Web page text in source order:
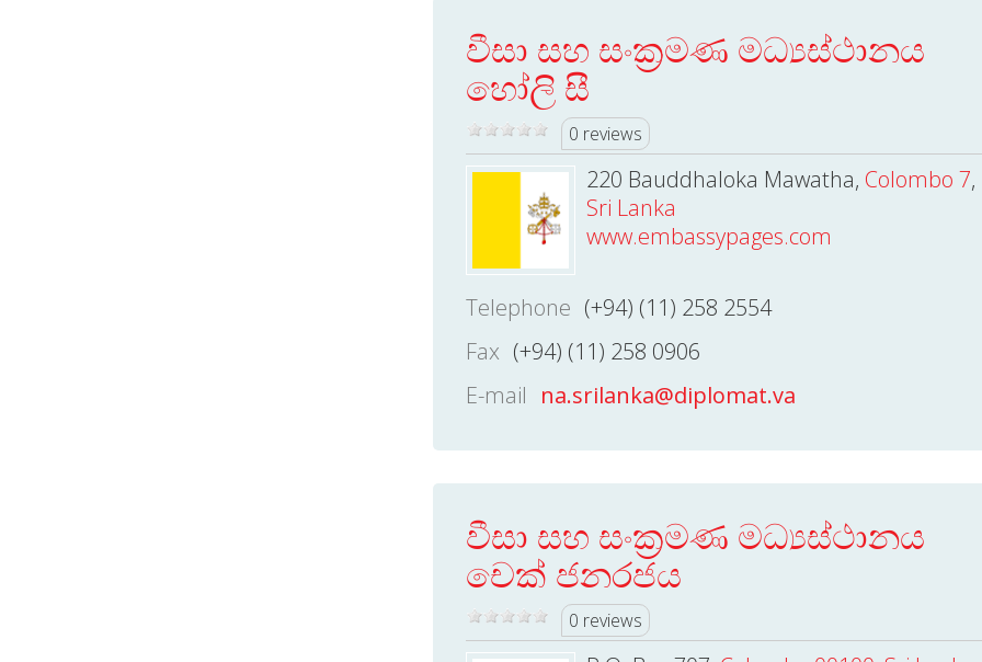
වීසා සහ සංක්‍රමණ මධ්‍යස්ථානය
හෝලි සී
0 reviews
220 Bauddhaloka Mawatha, Colombo 7,
Sri Lanka
www.embassypages.com
Telephone (+94) (11) 258 2554
Fax (+94) (11) 258 0906
E-mail na.srilanka@diplomat.va
වීසා සහ සංක්‍රමණ මධ්‍යස්ථානය
චෙක් ජනරජය
0 reviews